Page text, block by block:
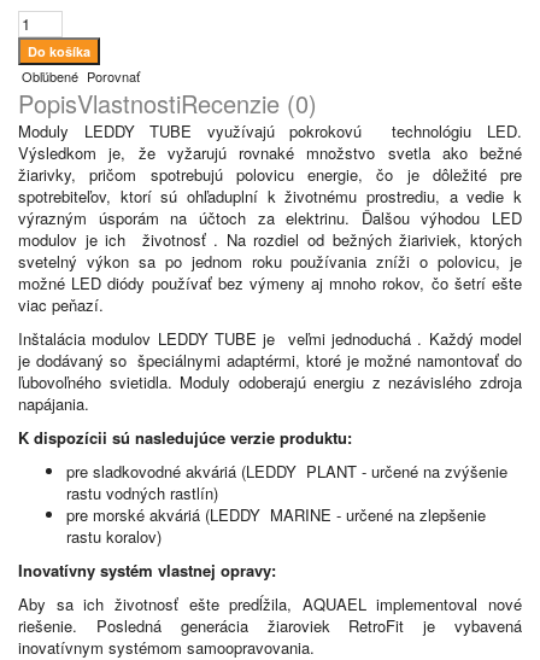
Obľúbené Porovnať
PopisVlastnostiRecenzie (0)
Moduly LEDDY TUBE využívajú pokrokovú technológiu LED.
Výsledkom je, že vyžarujú rovnaké množstvo svetla ako bežné
žiarivky, pričom spotrebujú polovicu energie, čo je dôležité pre
spotrebiteľov, ktorí sú ohľaduplní k životnému prostrediu, a vedie k
výrazným úsporám na účtoch za elektrinu. Ďalšou výhodou LED
modulov je ich životnosť . Na rozdiel od bežných žiariviek, ktorých
svetelný výkon sa po jednom roku používania zníži o polovicu, je
možné LED diódy používať bez výmeny aj mnoho rokov, čo šetrí ešte
viac peňazí.
Inštalácia modulov LEDDY TUBE je veľmi jednoduchá . Každý model
je dodávaný so špeciálnymi adaptérmi, ktoré je možné namontovať do
ľubovoľného svietidla. Moduly odoberajú energiu z nezávislého zdroja
napájania.
K dispozícii sú nasledujúce verzie produktu:
pre sladkovodné akváriá (LEDDY PLANT - určené na zvýšenie
rastu vodných rastlín)
pre morské akváriá (LEDDY MARINE - určené na zlepšenie
rastu koralov)
Inovatívny systém vlastnej opravy:
Aby sa ich životnosť ešte predĺžila, AQUAEL implementoval nové
riešenie. Posledná generácia žiaroviek RetroFit je vybavená
inovatívnym systémom samoopravovania.